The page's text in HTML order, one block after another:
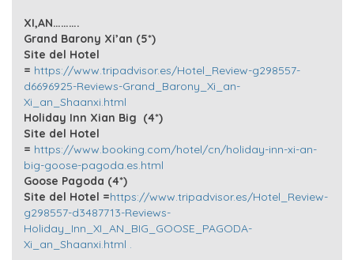
XI,AN……….
Grand Barony Xi’an (5*)
Site del Hotel
= https://www.tripadvisor.es/Hotel_Review-g298557-
d6696925-Reviews-Grand_Barony_Xi_an-
Xi_an_Shaanxi.html
Holiday Inn Xian Big (4*)
Site del Hotel
= https://www.booking.com/hotel/cn/holiday-inn-xi-an-
big-goose-pagoda.es.html
Goose Pagoda (4*)
Site del Hotel =https://www.tripadvisor.es/Hotel_Review-
g298557-d3487713-Reviews-
Holiday_Inn_XI_AN_BIG_GOOSE_PAGODA-
Xi_an_Shaanxi.html .